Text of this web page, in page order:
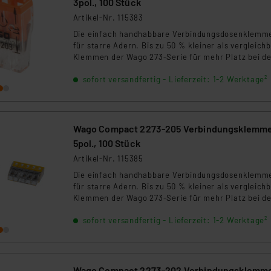
personenbezogene Daten in den USA. Ihre Einwilligung zur
ggf. auch die Verarbeitung Ihrer Daten in den USA gemäß
und zu der jeweiligen Datenübermittlung erhalten Sie
der EU. Dies bedeutet, dass die USA
verarbeiten, ohne dass hiergegen Klagemöglichkeiten
Artikel-Nr. 115383
Die einfach handhabbare
für starre Adern. Bis zu 50 % kleiner als
Klemmen der Wago 273-Serie für mehr Platz bei
Sichtkontrolle der korrekten Leiterposition. Mit
sofort versandfertig - Lieferzeit: 1-2 Werktage²
Wago Compact 2273-205
5pol., 100 Stück
Artikel-Nr. 115385
Die einfach handhabbare
für starre Adern. Bis zu 50 % kleiner als
Klemmen der Wago 273-Serie für mehr Platz bei
Sichtkontrolle der korrekten Leiterposition. Mit
sofort versandfertig - Lieferzeit: 1-2 Werktage²